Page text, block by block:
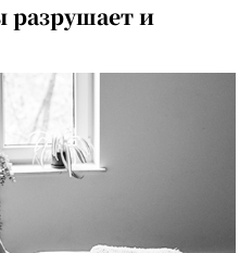
разрушает и